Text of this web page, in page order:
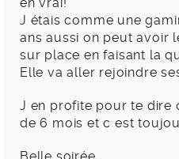
J étais comme une
ans aussi on peut avoir
sur place en faisant la
Elle va aller rejoindre
J en profite pour te dire
de 6 mois et c est